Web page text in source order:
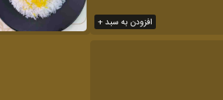
افزودن به سبد +